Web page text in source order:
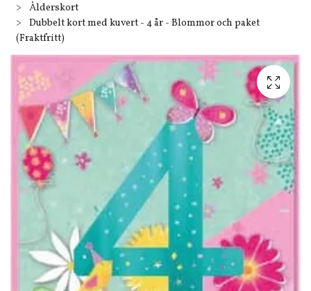
Ålderskort
Dubbelt kort med kuvert - 4 år - Blommor och paket
(Fraktfritt)